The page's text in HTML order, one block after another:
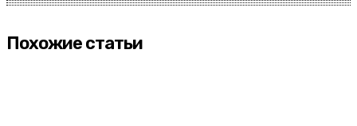
Похожие статьи